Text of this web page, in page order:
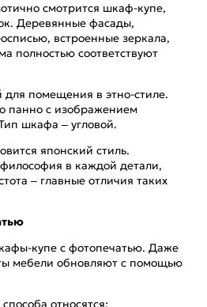
смотрится шкаф-купе,
Деревянные фасады,
встроенные зеркала,
полностью соответствуют
помещения в этно-стиле.
панно с изображением
шкафа – угловой.
японский стиль.
в каждой детали,
– главные отличия таких
купе с фотопечатью. Даже
мебели обновляют с помощью
относятся: